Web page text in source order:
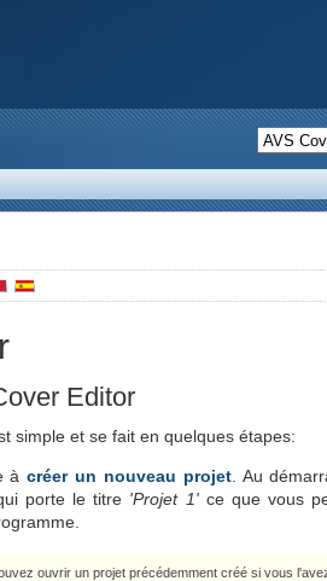
Editor
simple et se fait en quelques étapes:
àcréer un nouveau projet. Au
porte le titre 'Projet 1'ce que vous
ouvrir un projet précédemment créé si vous